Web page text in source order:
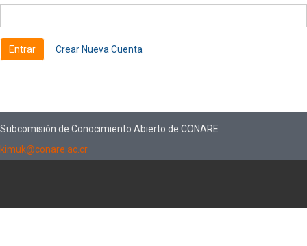
Crear Nueva Cuenta
Subcomisión de Conocimiento Abierto de CONARE
kimuk@conare.ac.cr